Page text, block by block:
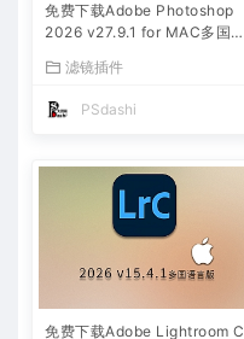
免费下载Adobe Photoshop
2026 v27.9.1 for MAC多国
激活一键安装包Ai智能修图设
计师平面设计工具
滤镜插件
PSdashi
免费下载Adobe Lightroom C